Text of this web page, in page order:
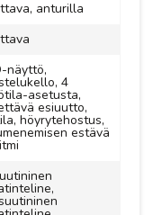
anturilla
näyttö,
4
asetusta,
esiuutto,
höyrytehostus,
estävä